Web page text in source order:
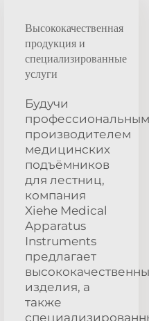
Высококачественная
продукция и
специализированные
услуги
Будучи
профессиональным
производителем
медицинских
подъёмников
для лестниц,
компания
Xiehe Medical
Apparatus
Instruments
предлагает
изделия, а
также